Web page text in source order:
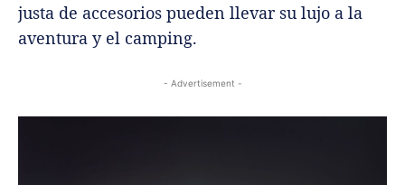
justa de accesorios pueden llevar su lujo a la
aventura y el camping.
- Advertisement -